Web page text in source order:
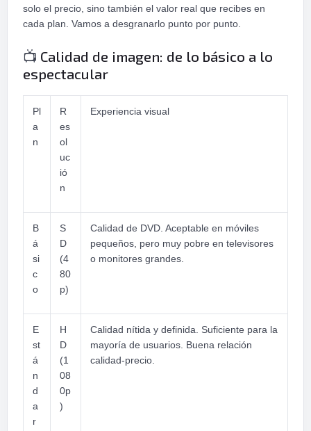
solo el precio, sino también el valor real que recibes en
cada plan. Vamos a desgranarlo punto por punto.
📺 Calidad de imagen: de lo básico a lo
espectacular
Pl
a
n
R
es
ol
uc
ió
n
Experiencia visual
B
á
si
c
o
S
D
(4
80
p)
Calidad de DVD. Aceptable en móviles
pequeños, pero muy pobre en televisores
o monitores grandes.
E
st
á
n
d
a
r
H
D
(1
08
0p
)
Calidad nítida y definida. Suficiente para la
mayoría de usuarios. Buena relación
calidad-precio.